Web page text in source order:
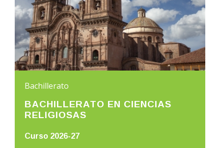
Bachillerato
BACHILLERATO EN CIENCIAS
RELIGIOSAS
Curso 2026-27